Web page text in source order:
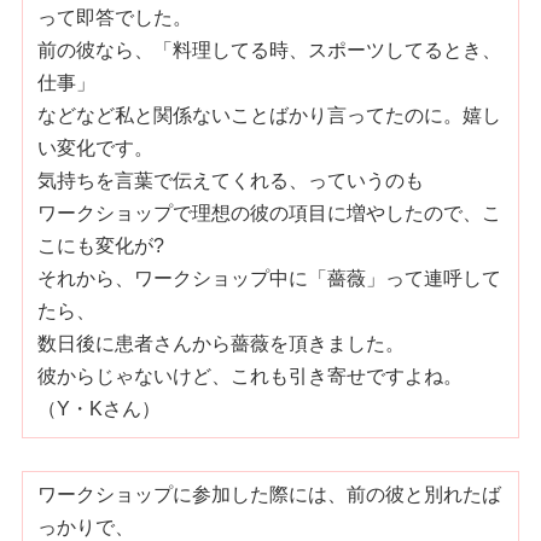
って即答でした。
前の彼なら、「料理してる時、スポーツしてるとき、
仕事」
などなど私と関係ないことばかり言ってたのに。嬉し
い変化です。
気持ちを言葉で伝えてくれる、っていうのも
ワークショップで理想の彼の項目に増やしたので、こ
こにも変化が?
それから、ワークショップ中に「薔薇」って連呼して
たら、
数日後に患者さんから薔薇を頂きました。
彼からじゃないけど、これも引き寄せですよね。
（Y・Kさん）
ワークショップに参加した際には、前の彼と別れたば
っかりで、